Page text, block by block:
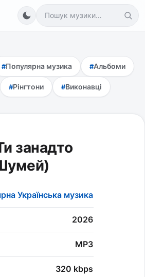
Популярна музика Альбоми
Рінгтони Виконавці
занадто
Українська музика
2026
MP3
320 kbps